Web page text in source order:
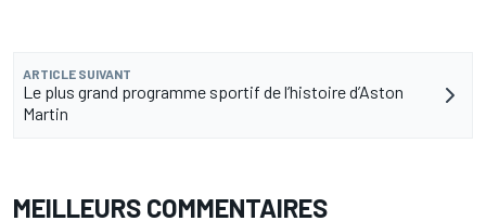
ARTICLE SUIVANT
Le plus grand programme sportif de l’histoire d’Aston
Martin
MEILLEURS COMMENTAIRES